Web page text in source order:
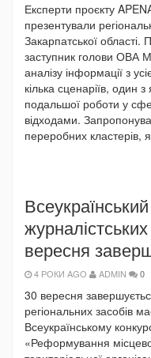
Експерти проєкту
презентували
Закарпатської
заступник голови ОВА
аналізу інформації з
кілька сценаріїв, один
подальшої роботи у
відходами.
переробних кластерів,
вересня
4 РОКИ AGO ADMIN 0
30 вересня
регіональних засобів
Всеукраїнському
«Реформування